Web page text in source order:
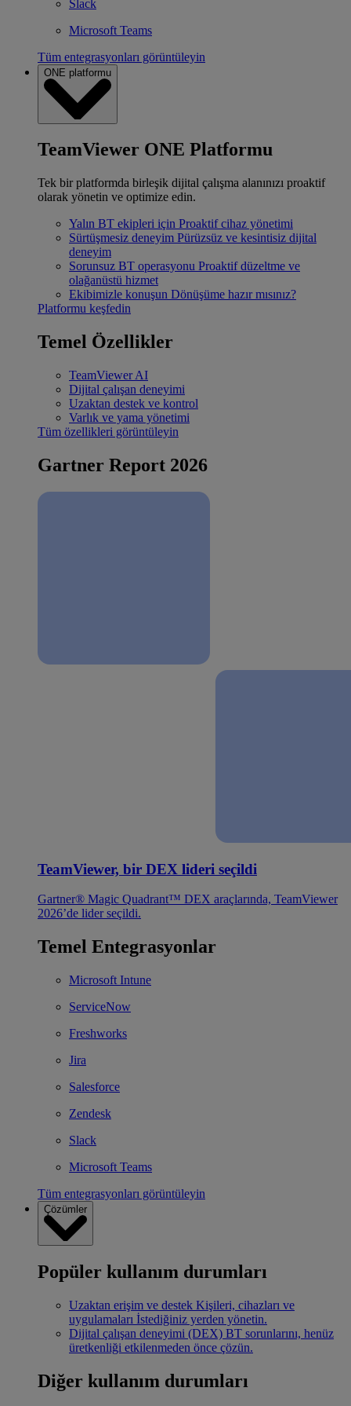
Slack
Microsoft Teams
Tüm entegrasyonları görüntüleyin
ONE platformu
TeamViewer ONE Platformu
Tek bir platformda birleşik dijital çalışma alanınızı proaktif
olarak yönetin ve optimize edin.
Yalın BT ekipleri için Proaktif cihaz yönetimi
Sürtüşmesiz deneyim Pürüzsüz ve kesintisiz dijital
deneyim
Sorunsuz BT operasyonu Proaktif düzeltme ve
olağanüstü hizmet
Ekibimizle konuşun Dönüşüme hazır mısınız?
Platformu keşfedin
Temel Özellikler
TeamViewer AI
Dijital çalışan deneyimi
Uzaktan destek ve kontrol
Varlık ve yama yönetimi
Tüm özellikleri görüntüleyin
Gartner Report 2026
TeamViewer, bir DEX lideri seçildi
Gartner® Magic Quadrant™ DEX araçlarında, TeamViewer
2026’de lider seçildi.
Temel Entegrasyonlar
Microsoft Intune
ServiceNow
Freshworks
Jira
Salesforce
Zendesk
Slack
Microsoft Teams
Tüm entegrasyonları görüntüleyin
Çözümler
Popüler kullanım durumları
Uzaktan erişim ve destek Kişileri, cihazları ve
uygulamaları İstediğiniz yerden yönetin.
Dijital çalışan deneyimi (DEX) BT sorunlarını, henüz
üretkenliği etkilenmeden önce çözün.
Diğer kullanım durumları